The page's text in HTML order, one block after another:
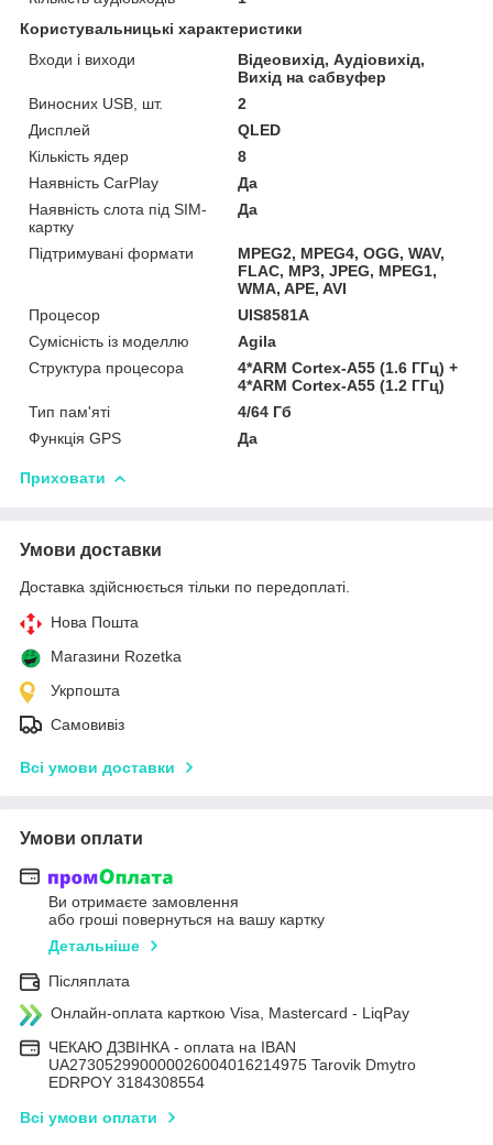
Користувальницькі характеристики
Входи і виходи
Відеовихід, Аудіовихід,
Вихід на сабвуфер
Виносних USB, шт.
2
Дисплей
QLED
Кількість ядер
8
Наявність CarPlay
Да
Наявність слота під SIM-
картку
Да
Підтримувані формати
MPEG2, MPEG4, OGG, WAV,
FLAC, MP3, JPEG, MPEG1,
WMA, APE, AVI
Процесор
UIS8581A
Сумісність із моделлю
Agila
Структура процесора
4*ARM Cortex-A55 (1.6 ГГц) +
4*ARM Cortex-A55 (1.2 ГГц)
Тип пам'яті
4/64 Гб
Функція GPS
Да
Приховати
Умови доставки
Доставка здійснюється тільки по передоплаті.
Нова Пошта
Магазини Rozetka
Укрпошта
Самовивіз
Всі умови доставки
Умови оплати
Ви отримаєте замовлення
або гроші повернуться на вашу картку
Детальніше
Післяплата
Онлайн-оплата карткою Visa, Mastercard - LiqPay
ЧЕКАЮ ДЗВІНКА - оплата на IBAN
UA273052990000026004016214975 Tarovik Dmytro
EDRPOY 3184308554
Всі умови оплати